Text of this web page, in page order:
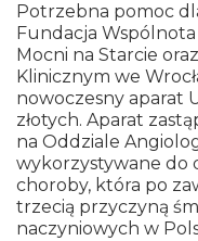
Potrzebna pomoc
Fundacja
Mocni na Starcie
Klinicznym we
nowoczesny aparat
złotych. Aparat
na Oddziale
wykorzystywane do
choroby, która po
trzecią przyczyną
naczyniowych w